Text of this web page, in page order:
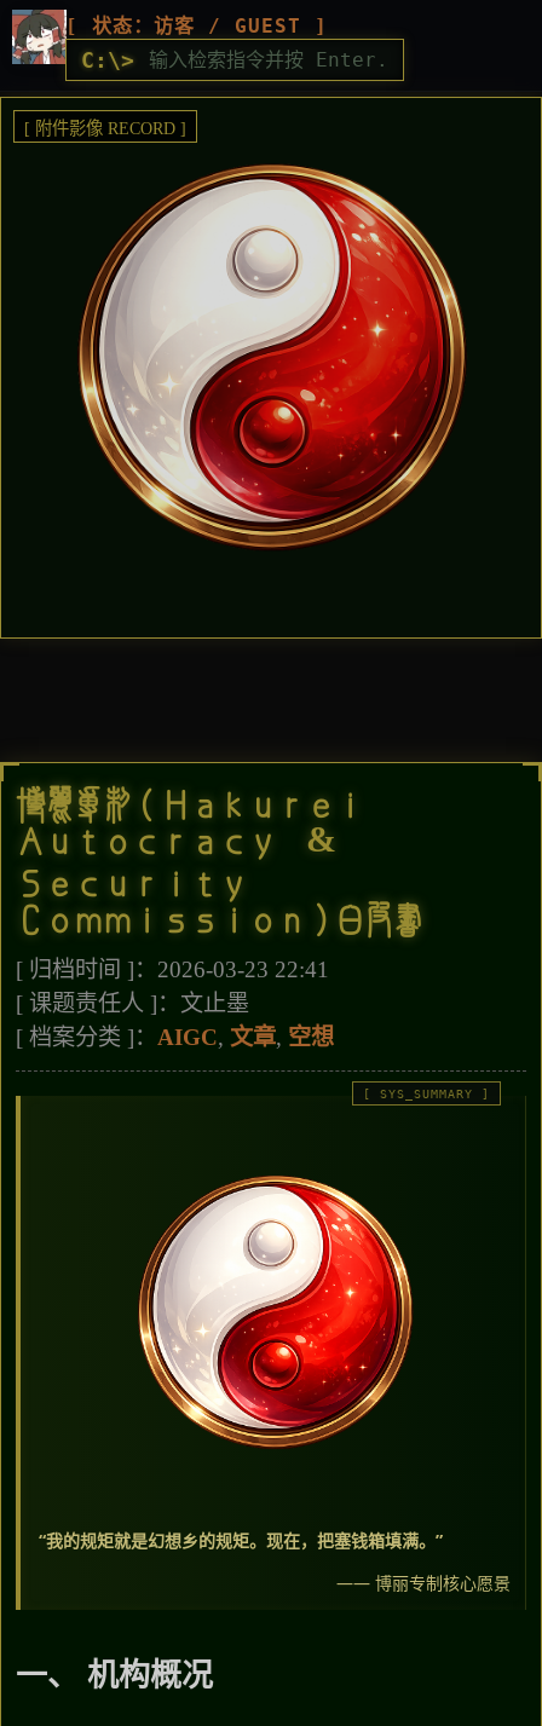
[ 状态：访客 / GUEST ]
C:\>
[ 附件影像 RECORD ]
博丽专制（Hakurei
Autocracy &
Security
Commission）白皮书
[ 归档时间 ]：2026-03-23 22:41
[ 课题责任人 ]：文止墨
[ 档案分类 ]： AIGC, 文章, 空想
“我的规矩就是幻想乡的规矩。现在，把塞钱箱填满。”
—— 博丽专制核心愿景
一、 机构概况